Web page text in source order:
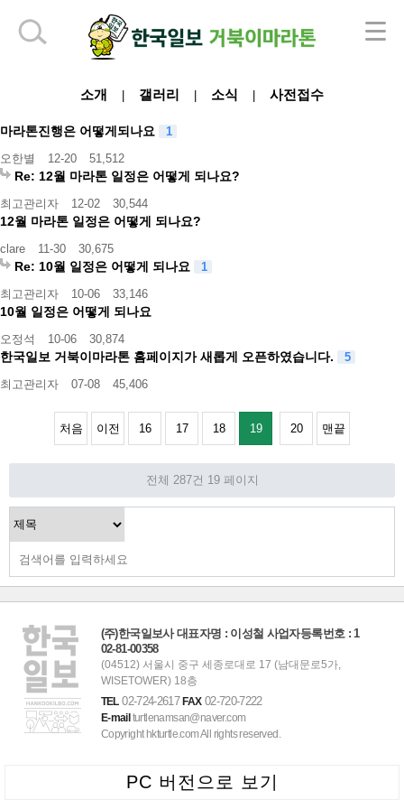
소개 갤러리 소식 사전접수
마라톤진행은 어떻게되나요
1
오한별
12-20 51,512
Re: 12월 마라톤 일정은 어떻게 되나요?
최고관리자 12-02 30,544
12월 마라톤 일정은 어떻게 되나요?
clare 11-30 30,675
Re: 10월 일정은 어떻게 되나요
1
최고관리자
10-06 33,146
10월 일정은 어떻게 되나요
오정석 10-06 30,874
한국일보 거북이마라톤 홈페이지가 새롭게 오픈하였습니다.
5
최고관리자
07-08 45,406
처음 이전 16 17 18 19 20 맨끝
전체 287건 19 페이지
하단 영역
(주)한국일보사 대표자명 : 이성철 사업자등록번호 : 1
02-81-00358
(04512) 서울시 중구 세종로대로 17 (남대문로5가,
WISETOWER) 18층
TEL02-724-2617FAX02-720-7222
E-mail turtlenamsan@naver.com
Copyright hkturtle.com All rights reserved.
PC 버전으로 보기